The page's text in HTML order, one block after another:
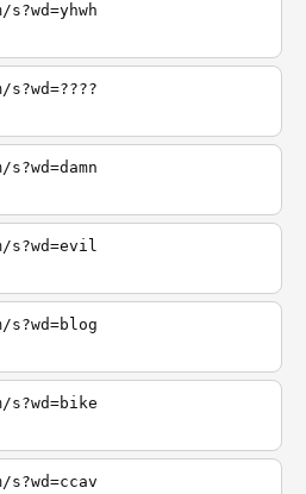
s?wd=evil